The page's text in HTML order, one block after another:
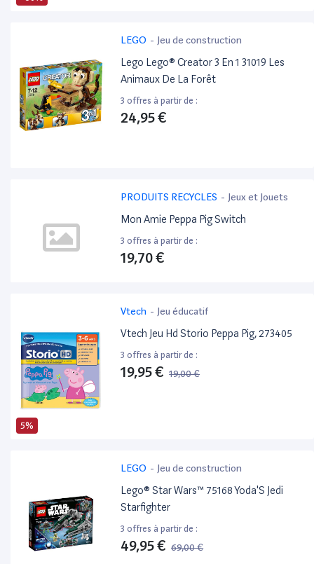
LEGO - Jeu de construction
Lego Lego® Creator 3 En 1 31019 Les
Animaux De La Forêt
3 offres à partir de :
24,95 €
PRODUITS RECYCLES - Jeux et Jouets
Mon Amie Peppa Pig Switch
3 offres à partir de :
19,70 €
5%
Vtech - Jeu éducatif
Vtech Jeu Hd Storio Peppa Pig, 273405
3 offres à partir de :
19,95 € 19,00 €
LEGO - Jeu de construction
Lego® Star Wars™ 75168 Yoda'S Jedi
Starfighter
3 offres à partir de :
49,95 € 69,00 €